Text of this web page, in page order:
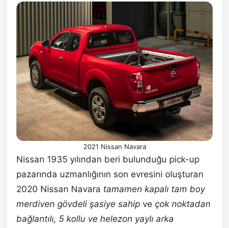
2021 Nissan Navara
Nissan 1935 yılından beri bulunduğu pick-up
pazarında uzmanlığının son evresini oluşturan
2020 Nissan Navara tamamen kapalı tam boy
merdiven gövdeli şasiye sahip ve çok noktadan
bağlantılı, 5 kollu ve helezon yaylı arka